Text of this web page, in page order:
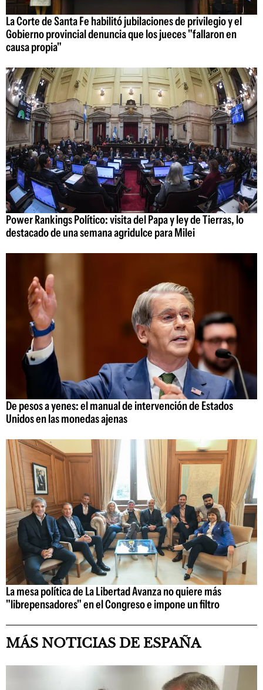
La Corte de Santa Fe habilitó jubilaciones de privilegio y el
Gobierno provincial denuncia que los jueces "fallaron en
causa propia"
Power Rankings Político: visita del Papa y ley de Tierras, lo
destacado de una semana agridulce para Milei
De pesos a yenes: el manual de intervención de Estados
Unidos en las monedas ajenas
La mesa política de La Libertad Avanza no quiere más
"librepensadores" en el Congreso e impone un filtro
MÁS NOTICIAS DE ESPAÑA